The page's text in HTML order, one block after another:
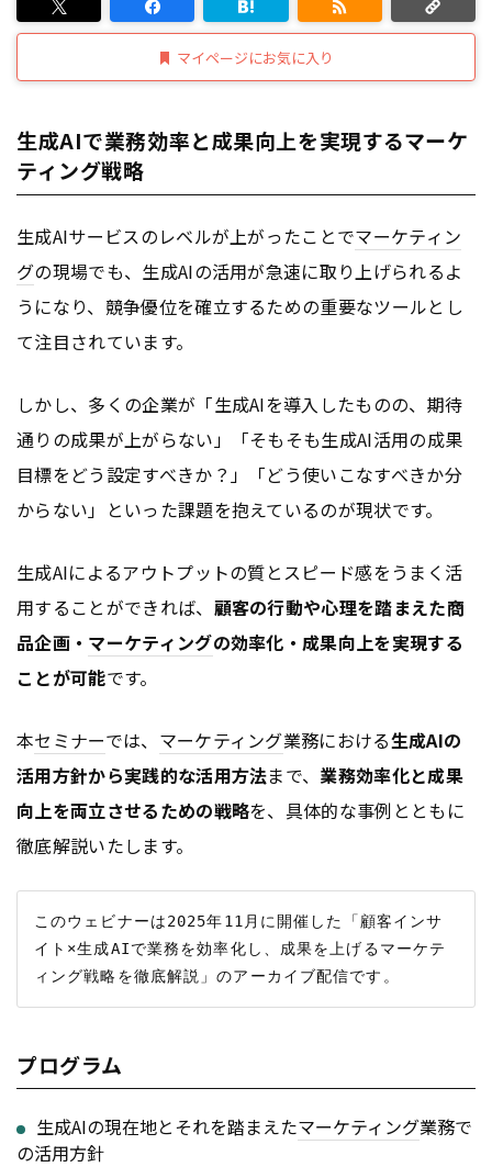
マイページにお気に入り
生成AIで業務効率と成果向上を実現するマーケ
ティング戦略
生成AIサービスのレベルが上がったことでマーケティン
グの現場でも、生成AIの活用が急速に取り上げられるよ
うになり、競争優位を確立するための重要なツールとし
て注目されています。
しかし、多くの企業が「生成AIを導入したものの、期待
通りの成果が上がらない」「そもそも生成AI活用の成果
目標をどう設定すべきか？」「どう使いこなすべきか分
からない」といった課題を抱えているのが現状です。
生成AIによるアウトプットの質とスピード感をうまく活
用することができれば、 顧客の行動や心理を踏まえた商
品企画・ マーケティングの効率化・成果向上を実現する
ことが可能です。
本セミナーでは、 マーケティング業務における生成AIの
活用方針から実践的な活用方法まで、 業務効率化と成果
向上を両立させるための戦略を、具体的な事例とともに
徹底解説いたします。
このウェビナーは2025年11月に開催した「顧客インサ
イト×生成AIで業務を効率化し、成果を上げるマーケテ
プログラム
生成AIの現在地とそれを踏まえたマーケティング業務で
の活用方針